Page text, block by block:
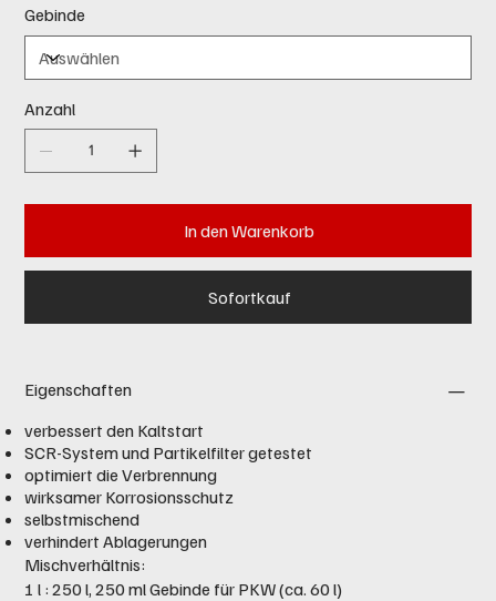
Gebinde
Anzahl
In den Warenkorb
Sofortkauf
Eigenschaften
verbessert den Kaltstart
SCR-System und Partikelfilter getestet
optimiert die Verbrennung
wirksamer Korrosionsschutz
selbstmischend
verhindert Ablagerungen
Mischverhältnis:
1 l : 250 l, 250 ml Gebinde für PKW (ca. 60 l)